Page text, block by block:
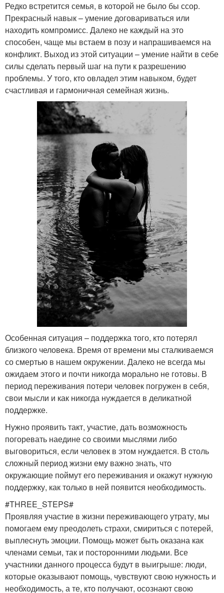
Редко встретится семья, в которой не было бы ссор.
Прекрасный навык – умение договариваться или
находить компромисс. Далеко не каждый на это
способен, чаще мы встаем в позу и напрашиваемся на
конфликт. Выход из этой ситуации – умение найти в себе
силы сделать первый шаг на пути к разрешению
проблемы. У того, кто овладел этим навыком, будет
счастливая и гармоничная семейная жизнь.
Особенная ситуация – поддержка того, кто потерял
близкого человека. Время от времени мы сталкиваемся
со смертью в нашем окружении. Далеко не всегда мы
ожидаем этого и почти никогда морально не готовы. В
период переживания потери человек погружен в себя,
свои мысли и как никогда нуждается в деликатной
поддержке.
Нужно проявить такт, участие, дать возможность
погоревать наедине со своими мыслями либо
выговориться, если человек в этом нуждается. В столь
сложный период жизни ему важно знать, что
окружающие поймут его переживания и окажут нужную
поддержку, как только в ней появится необходимость.
#THREE_STEPS#
Проявляя участие в жизни переживающего утрату, мы
помогаем ему преодолеть страхи, смириться с потерей,
выплеснуть эмоции. Помощь может быть оказана как
членами семьи, так и посторонними людьми. Все
участники данного процесса будут в выигрыше: люди,
которые оказывают помощь, чувствуют свою нужность и
необходимость, а те, кто получают, осознают свою